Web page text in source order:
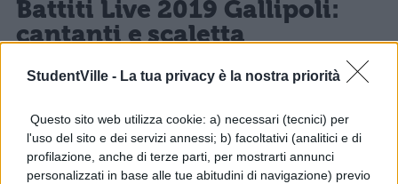
StudentVille - La tua privacy è la nostra priorità
Questo sito web utilizza cookie: a) necessari (tecnici) per
l'uso del sito e dei servizi annessi; b) facoltativi (analitici e di
profilazione, anche di terze parti, per mostrarti annunci
personalizzati in base alle tue abitudini di navigazione) previo
Battiti Live 2019 Gallipoli:
cantanti e scaletta
“Siamo felici di tornare a Gallipoli dopo un
po’ di anni, anni in cui Gallipoli è
indiscutibilmente diventata un punto di
riferimento del turismo italiano soprattutto